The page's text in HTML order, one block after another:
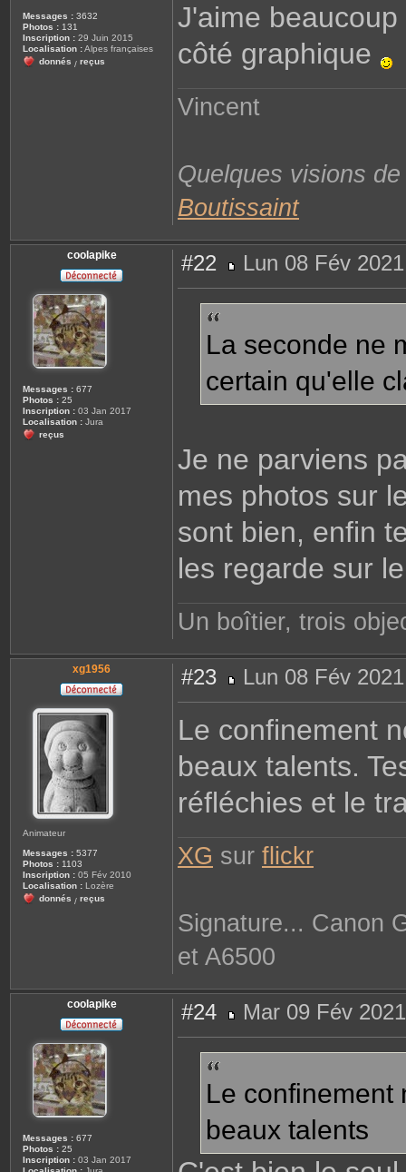
l
i
m
e
l
o
Messages : 3632
Photos : 131
Inscription : 29 Juin 2015
Localisation :Alpes françaises
donnés / reçus
J'aime
côté graphique
Vincent
Quelques visions
Boutissaint
coolapike
Messages : 677
Photos : 25
Inscription : 03 Jan 2017
Localisation : Jura
reçus
#22
e
Lun 08 Fév
La seconde ne
certain qu'elle
Je ne parviens
mes photos sur
sont bien, enfin
les regarde sur
Un boîtier, trois
xg1956
Animateur
Messages : 5377
Photos : 1103
Inscription : 05 Fév 2010
Localisation : Lozère
donnés / reçus
#23
e
a
Lun 08 Fév
Le confinement
beaux talents.
réfléchies et le
XG sur flickr
Signature... Canon
et A6500
coolapike
Messages : 677
Photos : 25
Inscription : 03 Jan 2017
#24
e
Mar 09 Fév
Le confinement
beaux talents